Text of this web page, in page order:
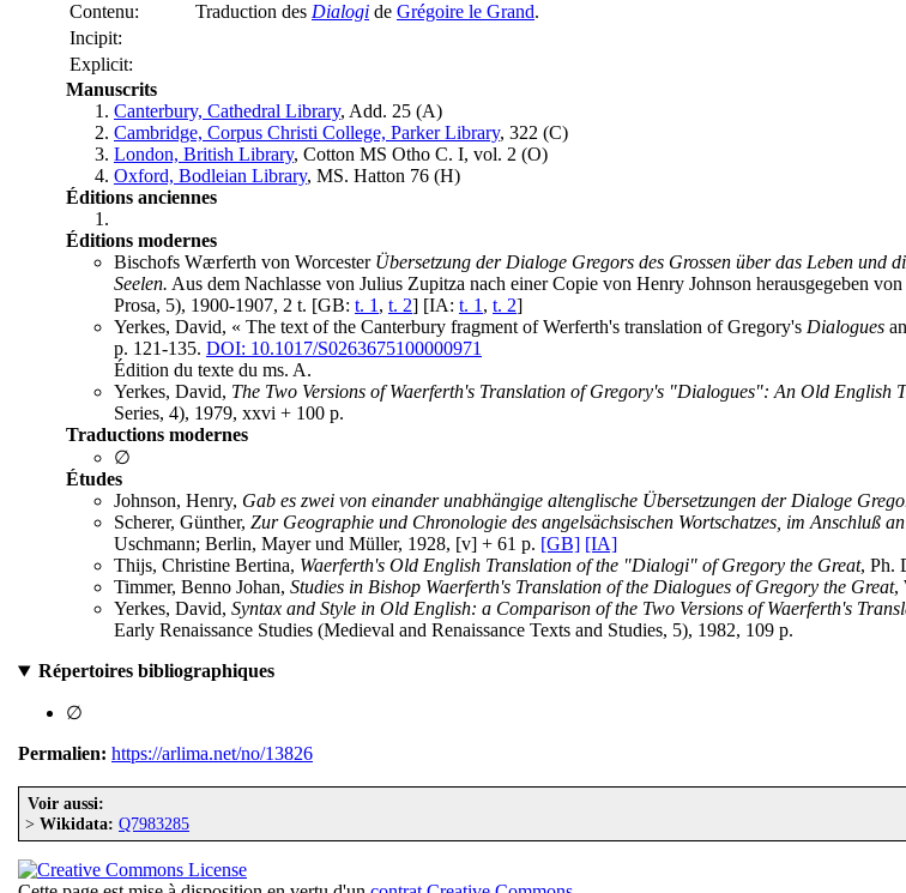
Contenu:
Traduction des Dialogi de Grégoire le Grand.
Incipit:
Explicit:
Manuscrits
Canterbury, Cathedral Library, Add. 25 (A)
Cambridge, Corpus Christi College, Parker Library, 322 (C)
London, British Library, Cotton MS Otho C. I, vol. 2 (O)
Oxford, Bodleian Library, MS. Hatton 76 (H)
Éditions anciennes
Éditions modernes
Bischofs Wærferth von Worcester Übersetzung der Dialoge Gregors des Grossen über das Leben
Seelen. Aus dem Nachlasse von Julius Zupitza nach einer Copie von Henry Johnson herausgegeben
Prosa, 5), 1900-1907, 2 t. [GB: t. 1 , t. 2] [IA: t. 1 , t. 2]
Yerkes, David, « The text of the Canterbury fragment of Werferth's translation of Gregory's Dialogues
p. 121-135. DOI: 10.1017/S0263675100000971
Édition du texte du ms. A.
Yerkes, David, The Two Versions of Waerferth's Translation of Gregory's "Dialogues": An Old English
Series, 4), 1979, xxvi + 100 p.
Traductions modernes
∅
Études
Johnson, Henry, Gab es zwei von einander unabhängige altenglische Übersetzungen der Dialoge
Scherer, Günther, Zur Geographie und Chronologie des angelsächsischen Wortschatzes, im Anschluß
Uschmann; Berlin, Mayer und Müller, 1928, [v] + 61 p. [GB] [IA]
Thijs, Christine Bertina, Waerferth's Old English Translation of the "Dialogi" of Gregory the Great, Ph.
Timmer, Benno Johan, Studies in Bishop Waerferth's Translation of the Dialogues of Gregory the Great,
Yerkes, David, Syntax and Style in Old English: a Comparison of the Two Versions of Waerferth's
Early Renaissance Studies (Medieval and Renaissance Texts and Studies, 5), 1982, 109 p.
Répertoires bibliographiques
∅
Permalien: https://arlima.net/no/13826
Voir aussi:
> Wikidata: Q7983285